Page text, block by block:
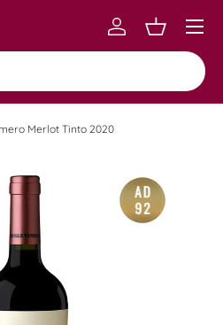
Log inCarrinho
Menu
Merlot Tinto 2020